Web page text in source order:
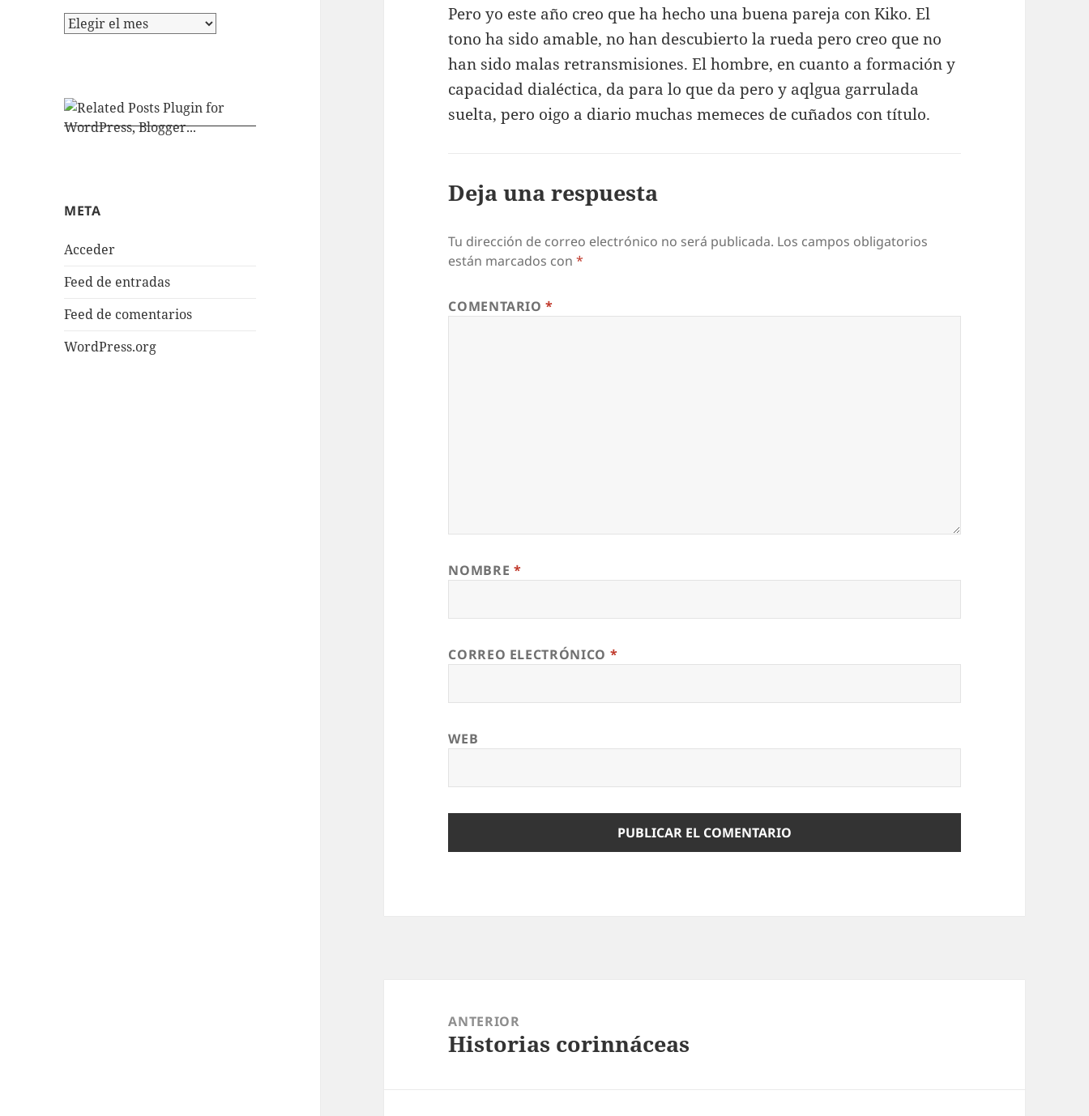
Archivos
META
Acceder
Feed de entradas
Feed de comentarios
WordPress.org
Pero yo este año creo que ha hecho una buena pareja con Kiko. El
tono ha sido amable, no han descubierto la rueda pero creo que no
han sido malas retransmisiones. El hombre, en cuanto a formación y
capacidad dialéctica, da para lo que da pero y aqlgua garrulada
suelta, pero oigo a diario muchas memeces de cuñados con título.
Deja una respuesta
Tu dirección de correo electrónico no será publicada. Los campos obligatorios
están marcados con*
COMENTARIO*
NOMBRE *
CORREO ELECTRÓNICO *
WEB
entradas
ANTERIOR
Entrada
Historias corinnáceas